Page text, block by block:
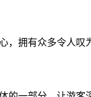
拥有众多令人叹